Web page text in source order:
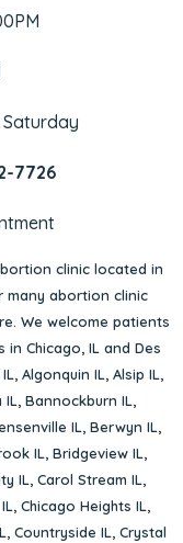
Saturday
7726
clinic located in
many abortion clinic
We welcome patients
Chicago, IL and Des
, Algonquin IL, Alsip IL,
IL, Bannockburn IL,
IL, Berwyn IL,
IL, Bridgeview IL,
IL, Carol Stream IL,
, Chicago Heights IL,
, Countryside IL, Crystal